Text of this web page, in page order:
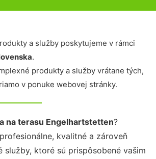
a služby poskytujeme v rámci
.
produkty a služby vrátane tých,
v ponuke webovej stránky.
na terasu Engelhartstetten?
kvalitné a zároveň
služby, ktoré sú prispôsobené vašim